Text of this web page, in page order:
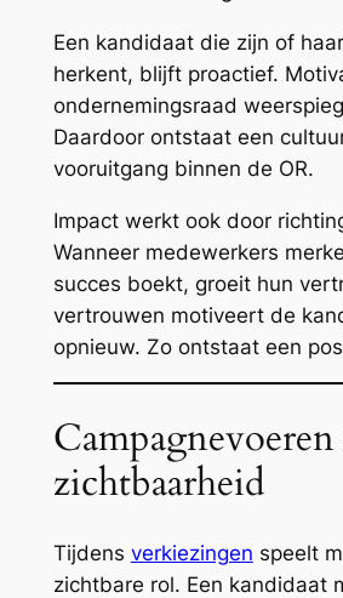
Een kandidaat die zijn of
herkent, blijft proactief.
ondernemingsraad
Daardoor ontstaat een
vooruitgang binnen de OR.
Impact werkt ook door
Wanneer medewerkers
succes boekt, groeit hun
vertrouwen motiveert de
opnieuw. Zo ontstaat een
zichtbaarheid
Tijdens verkiezingen speelt
zichtbare rol. Een kandidaat